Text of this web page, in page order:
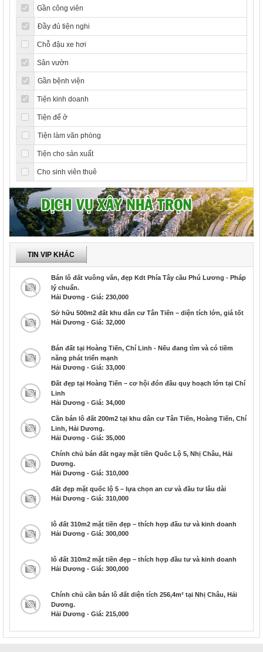
Gần công viên
Đầy đủ tiện nghi
Chỗ đậu xe hơi
Sân vườn
Gần bệnh viện
Tiện kinh doanh
Tiện để ở
Tiện làm văn phòng
Tiện cho sản xuất
Cho sinh viên thuê
TIN VIP KHÁC
Bán lô đất vuông vắn, đẹp Kdt Phía Tây cầu Phú Lương - Pháp
lý chuẩn.
Hải Dương - Giá: 230,000
Sở hữu 500m2 đất khu dân cư Tân Tiến – diện tích lớn, giá tốt
Hải Dương - Giá: 32,000
Bán đất tại Hoàng Tiến, Chí Linh - Nếu đang tìm và có tiềm
năng phát triển mạnh
Hải Dương - Giá: 33,000
Đất đẹp tại Hoàng Tiến – cơ hội đón đầu quy hoạch lớn tại Chí
Linh
Hải Dương - Giá: 34,000
Cần bán lô đất 200m2 tại khu dân cư Tân Tiến, Hoàng Tiến, Chí
Linh, Hải Dương.
Hải Dương - Giá: 35,000
Chính chủ bán đất ngay mặt tiền Quốc Lộ 5, Nhị Châu, Hải
Dương.
Hải Dương - Giá: 310,000
đất đẹp mặt quốc lộ 5 – lựa chọn an cư và đầu tư lâu dài
Hải Dương - Giá: 310,000
lô đất 310m2 mặt tiền đẹp – thích hợp đầu tư và kinh doanh
Hải Dương - Giá: 300,000
lô đất 310m2 mặt tiền đẹp – thích hợp đầu tư và kinh doanh
Hải Dương - Giá: 300,000
Chính chủ cần bán lô đất diện tích 256,4m² tại Nhị Châu, Hải
Dương.
Hải Dương - Giá: 215,000